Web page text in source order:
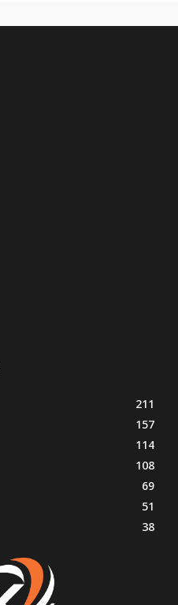
211
157
114
108
69
51
38